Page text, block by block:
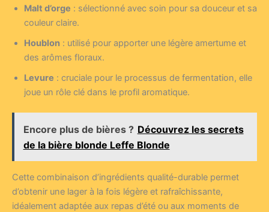
Malt d’orge : sélectionné avec soin pour sa douceur et sa
couleur claire.
Houblon : utilisé pour apporter une légère amertume et
des arômes floraux.
Levure : cruciale pour le processus de fermentation, elle
joue un rôle clé dans le profil aromatique.
Encore plus de bières ? Découvrez les secrets
de la bière blonde Leffe Blonde
Cette combinaison d’ingrédients qualité-durable permet
d’obtenir une lager à la fois légère et rafraîchissante,
idéalement adaptée aux repas d’été ou aux moments de